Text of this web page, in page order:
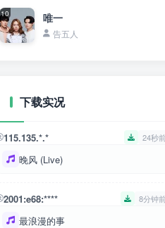
10 唯一
告五人
下载实况
115.135.*.* 24秒
晚风 (Live)
2001:e68:**** 8分钟
最浪漫的事